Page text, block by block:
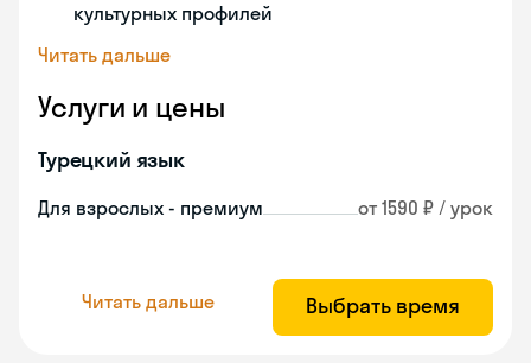
культурных профилей
Читать дальше
Услуги и цены
Турецкий язык
Для взрослых - премиум от 1590 ₽ / урок
Читать дальше Выбрать время